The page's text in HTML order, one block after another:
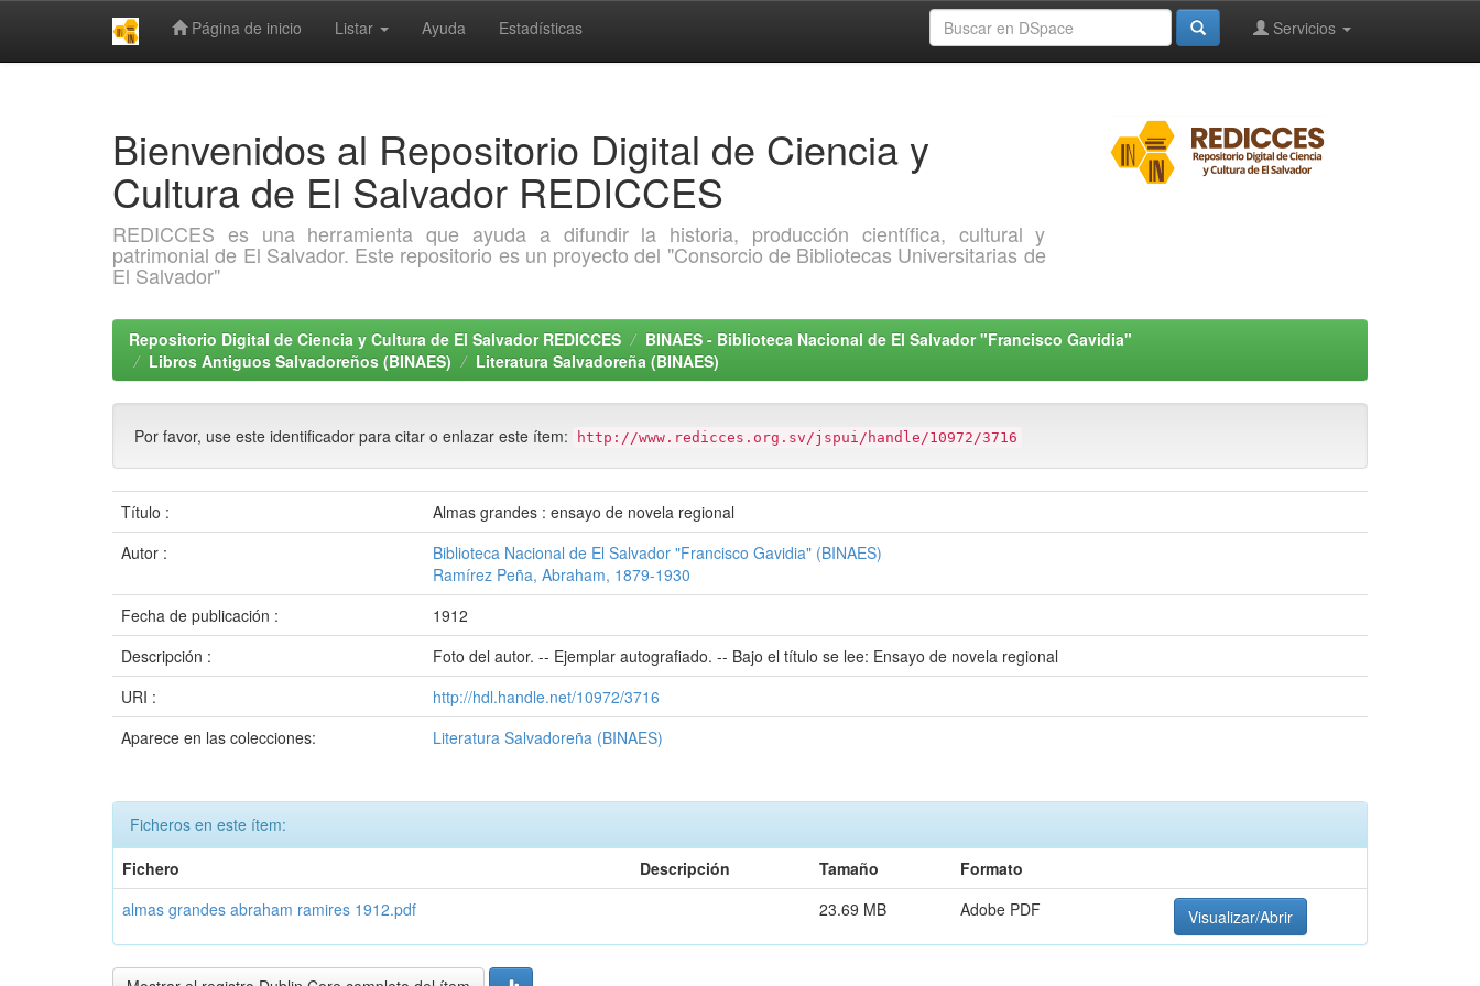
Página de inicio Listar Ayuda Estadísticas Servicios
Bienvenidos al Repositorio Digital de Ciencia y
Cultura de El Salvador REDICCES
REDICCES es una herramienta que ayuda a difundir la historia, producción científica, cultural y
patrimonial de El Salvador. Este repositorio es un proyecto del "Consorcio de Bibliotecas Universitarias de
El Salvador"
Repositorio Digital de Ciencia y Cultura de El Salvador REDICCES
BINAES - Biblioteca Nacional de El Salvador "Francisco Gavidia"
Libros Antiguos Salvadoreños (BINAES)
Literatura Salvadoreña (BINAES)
Por favor, use este identificador para citar o enlazar este ítem: http://www.redicces.org.sv/jspui/handle/10972/3716
Título :
Almas grandes : ensayo de novela regional
Autor :
Biblioteca Nacional de El Salvador "Francisco Gavidia" (BINAES)
Ramírez Peña, Abraham, 1879-1930
Fecha de publicación :
1912
Descripción :
Foto del autor. -- Ejemplar autografiado. -- Bajo el título se lee: Ensayo de novela regional
URI :
http://hdl.handle.net/10972/3716
Aparece en las colecciones:
Literatura Salvadoreña (BINAES)
Ficheros en este ítem:
Fichero
Descripción Tamaño
Formato
almas grandes abraham ramires 1912.pdf
23.69 MB Adobe PDF Visualizar/Abrir